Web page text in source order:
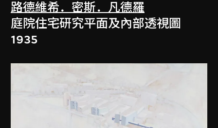
路德維希．密斯．凡德羅
庭院住宅研究平面及內部透視圖
1935